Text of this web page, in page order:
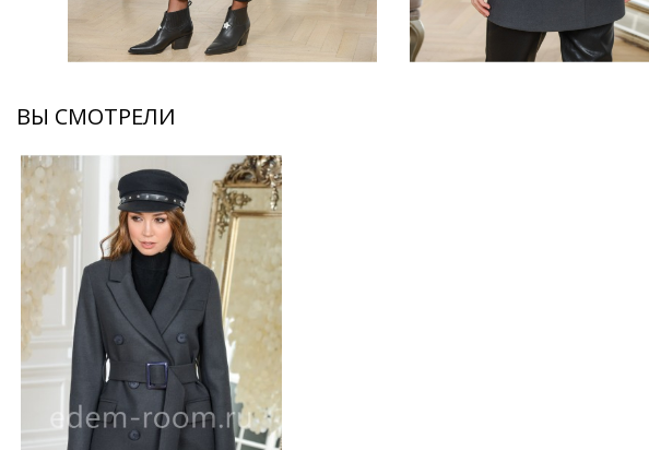
ВЫ СМОТРЕЛИ